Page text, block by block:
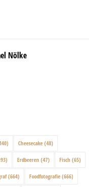
Nölke
Cheesecake (48)
Erdbeeren (47) Fisch (65)
(664) Foodfotografie (666)